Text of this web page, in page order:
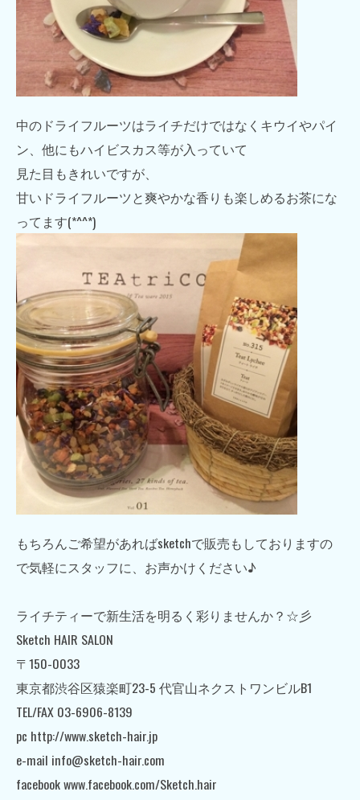
中のドライフルーツはライチだけではなくキウイやパイ
ン、他にもハイビスカス等が入っていて
見た目もきれいですが、
甘いドライフルーツと爽やかな香りも楽しめるお茶にな
ってます(*^^*)
もちろんご希望があればsketchで販売もしておりますの
で気軽にスタッフに、お声かけください♪
ライチティーで新生活を明るく彩りませんか？☆彡
Sketch HAIR SALON
〒150-0033
東京都渋谷区猿楽町23-5 代官山ネクストワンビルB1
TEL/FAX 03-6906-8139
pc http://www.sketch-hair.jp
e-mail info@sketch-hair.com
facebook www.facebook.com/Sketch.hair